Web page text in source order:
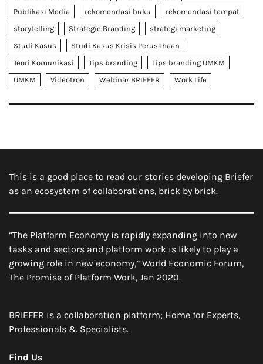
Publikasi Media
rekomendasi buku
rekomendasi tempat
storytelling
Strategic Branding
strategi marketing
Studi Kasus
Studi Kasus Krisis Perusahaan
Teori Komunikasi
Tips branding
Tips branding UMKM
UMKM
Videotron Webinar BRIEFER Work Life
This is a good place to read our stories developing Briefer
as an ecosystem of collaborations, brick by brick.
“The Platform Economy is rapidly expanding into new
tasks and sectors and platform work is likely to play a
growing role in new economy,” World Economic Forum,
The Promise of Platform Work, Jan 2020.
BRIEFER is a collaboration platform; Home for Experts,
Professionals & Specialists.
Find Us